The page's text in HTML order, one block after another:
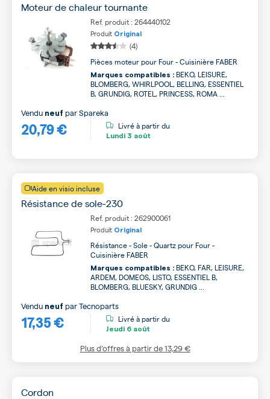
Moteur de chaleur tournante
Ref. produit : 264440102
Produit Original
(4)
Pièces moteur pour Four - Cuisinière FABER
Marques compatibles : BEKO, LEISURE,
BLOMBERG, WHIRLPOOL, BELLING, ESSENTIEL
B, GRUNDIG, ROTEL, PRINCESS, ROMA ...
20,79 €
Vendu neuf parSpareka
Livré à partir du
Lundi 3 août
Aide en visio incluse
Résistance de sole-230
Ref. produit : 262900061
Produit Original
Résistance - Sole - Quartz pour Four -
Cuisinière FABER
Marques compatibles : BEKO, FAR, LEISURE,
ARDEM, DOMEOS, LISTO, ESSENTIEL B,
BLOMBERG, BLUESKY, GRUNDIG ...
17,35 €
Vendu neuf parTecnoparts
Livré à partir du
Jeudi 6 août
Plus d’offres à partir de13,29 €
Cordon